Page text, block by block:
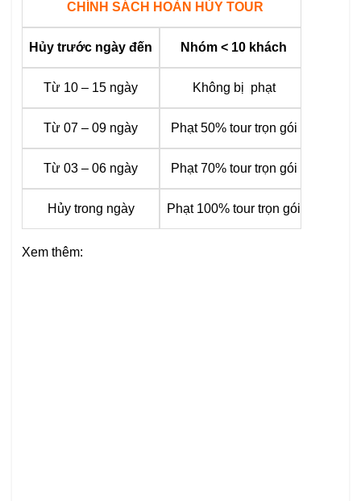
CHÍNH SÁCH HOÀN HỦY TOUR
Hủy trước ngày đến Nhóm < 10 khách
Từ 10 – 15 ngày Không bị phạt
Từ 07 – 09 ngày Phạt 50% tour trọn gói
Từ 03 – 06 ngày Phạt 70% tour trọn gói
Hủy trong ngày Phạt 100% tour trọn gói
Xem thêm: